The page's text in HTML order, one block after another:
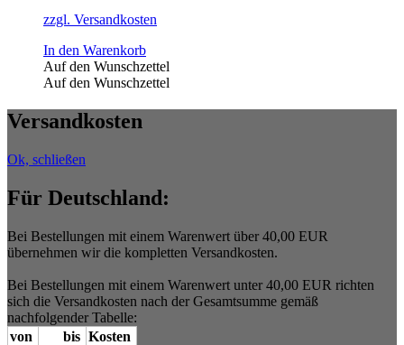
zzgl. Versandkosten
In den Warenkorb
Auf den Wunschzettel
Auf den Wunschzettel
Versandkosten
Ok, schließen
Für Deutschland:
Bei Bestellungen mit einem Warenwert über 40,00 EUR
übernehmen wir die kompletten Versandkosten.
Bei Bestellungen mit einem Warenwert unter 40,00 EUR richten
sich die Versandkosten nach der Gesamtsumme gemäß
nachfolgender Tabelle:
von
bis Kosten